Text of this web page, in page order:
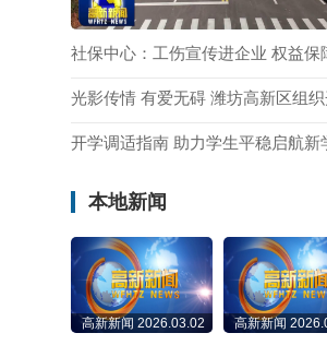
开学调适指南 助力学生平稳启航新
本地新闻
高新新闻 2026.03.02 高新新闻